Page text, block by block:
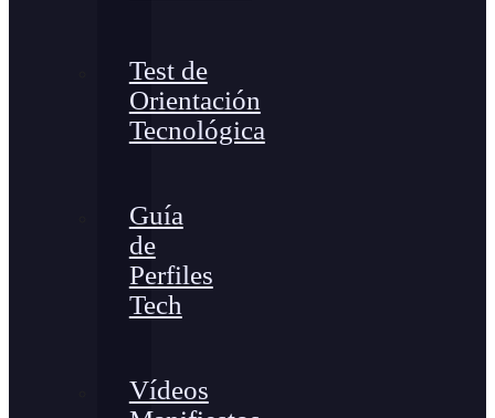
Test de
Orientación
Tecnológica
Guía
de
Perfiles
Tech
Vídeos